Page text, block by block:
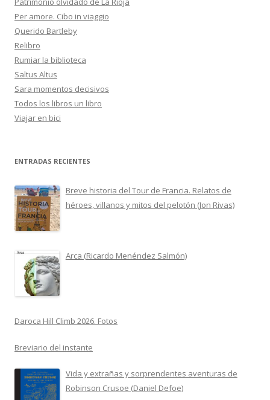
Per amore. Cibo in viaggio
Querido Bartleby
Relibro
Rumiar la biblioteca
Saltus Altus
Sara momentos decisivos
Todos los libros un libro
Viajar en bici
ENTRADAS RECIENTES
Breve historia del Tour de Francia. Relatos de
héroes, villanos y mitos del pelotón (Jon Rivas)
Arca (Ricardo Menéndez Salmón)
Daroca Hill Climb 2026. Fotos
Breviario del instante
Vida y extrañas y sorprendentes aventuras de
Robinson Crusoe (Daniel Defoe)